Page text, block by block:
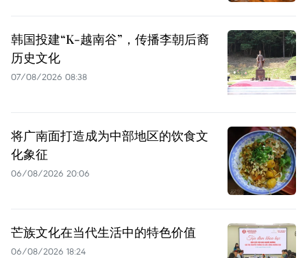
韩国投建“K-越南谷”，传播李朝后裔
历史文化
07/08/2026 08:38
将广南面打造成为中部地区的饮食文
化象征
06/08/2026 20:06
芒族文化在当代生活中的特色价值
06/08/2026 18:24